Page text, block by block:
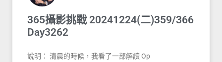
365攝影挑戰 20241224(二)359/366
Day3262
說明： 清晨的時候，我看了一部解讀 Op